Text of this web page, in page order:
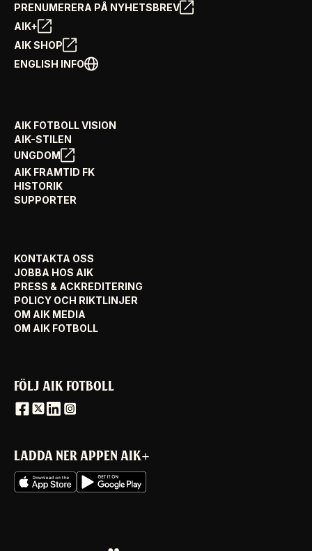
PRENUMERERA PÅ NYHETSBREV
AIK+
AIK SHOP
ENGLISH INFO
AIK FOTBOLL VISION
AIK-STILEN
UNGDOM
AIK FRAMTID FK
HISTORIK
SUPPORTER
KONTAKTA OSS
JOBBA HOS AIK
PRESS & ACKREDITERING
POLICY OCH RIKTLINJER
OM AIK MEDIA
OM AIK FOTBOLL
FÖLJ AIK FOTBOLL
LADDA NER APPEN AIK+